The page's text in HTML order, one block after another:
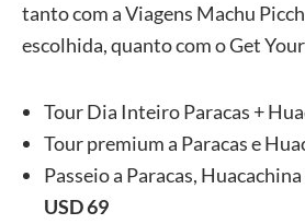
tanto com a Viagens Machu
escolhida, quanto com o Get
Tour Dia Inteiro Paracas +
Tour premium a Paracas e
Passeio a Paracas,
USD 69